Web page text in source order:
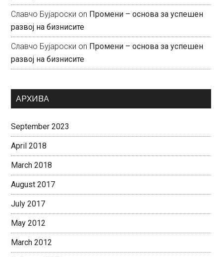
Славчо Бујароски on Промени – основа за успешен
развој на бизнисите
Славчо Бујароски on Промени – основа за успешен
развој на бизнисите
АРХИВА
September 2023
April 2018
March 2018
August 2017
July 2017
May 2012
March 2012